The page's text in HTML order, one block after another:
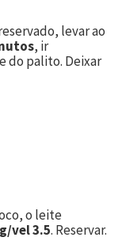
levar ao
, ir
do palito. Deixar
o leite
vel 3.5. Reservar.